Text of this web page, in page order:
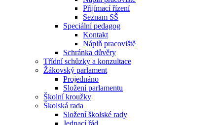
Přijímací řízení
Seznam SŠ
Speciální pedagog
Kontakt
Náplň pracoviště
Schránka důvěry
Třídní schůzky a konzultace
Žákovský parlament
Projednáno
Složení parlamentu
Školní kroužky
Školská rada
Složení školské rady
Jednací řád